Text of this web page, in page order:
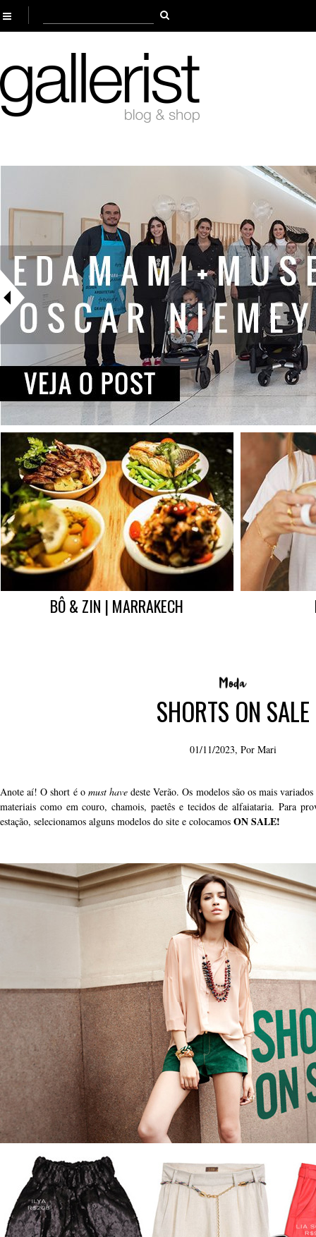
BÔ & ZIN | MARRAKECH
SHORTS ON SALE
01/11/2023, Por Mari
Anote aí!O short é o must have deste Verão. Os modelos são os mais
materiais como em couro, chamois, paetês e tecidos de alfaiataria. Para
estação, selecionamos alguns modelos do site e colocamos ON SALE!